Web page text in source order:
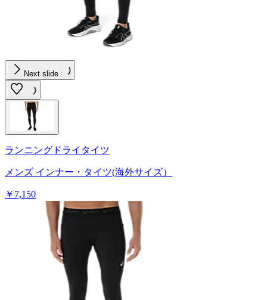
Next slide
ランニングドライタイツ
メンズ インナー・タイツ(海外サイズ）
￥7,150